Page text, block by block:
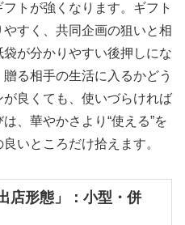
トが強くなります。ギフト
すく、共同企画の狙いと相
が分かりやすい後押しにな
る相手の生活に入るかどう
良くても、使いづらければ
、華やかさより“使える”を
いところだけ拾えます。
店形態」：小型・併